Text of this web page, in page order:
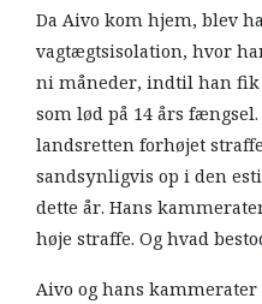
Da Aivo kom hjem, blev
vagtægtsisolation, hvor
ni måneder, indtil han fik
som lød på 14 års
landsretten forhøjet
sandsynligvis op i den
dette år. Hans
høje straffe. Og hvad
Aivo og hans